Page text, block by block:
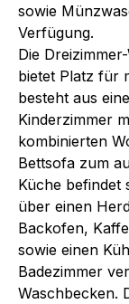
sowie
Verfügung.
Die
bietet Platz für
besteht aus
Kinderzimmer
kombinierten
Bettsofa zum
Küche befindet
über einen
Backofen,
sowie einen
Badezimmer
Waschbecken.